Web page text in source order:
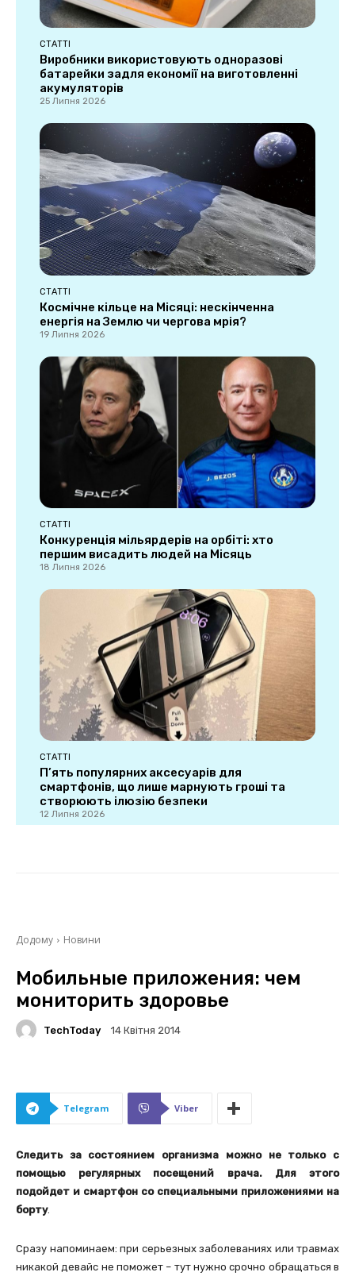
СТАТТІ
Виробники використовують одноразові
батарейки задля економії на виготовленні
акумуляторів
25 Липня 2026
СТАТТІ
Космічне кільце на Місяці: нескінченна
енергія на Землю чи чергова мрія?
19 Липня 2026
СТАТТІ
Конкуренція мільярдерів на орбіті: хто
першим висадить людей на Місяць
18 Липня 2026
СТАТТІ
П’ять популярних аксесуарів для
смартфонів, що лише марнують гроші та
створюють ілюзію безпеки
12 Липня 2026